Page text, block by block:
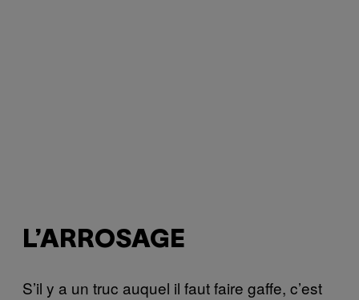
L’ARROSAGE
S’il y a un truc auquel il faut faire gaffe, c’est